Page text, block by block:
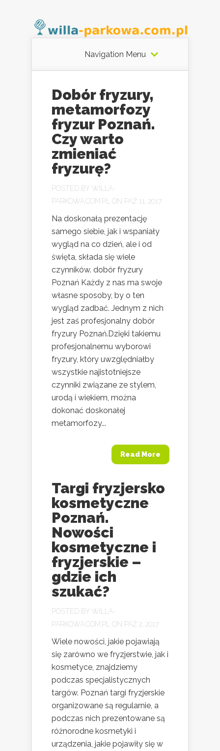
Navigation Menu
Dobór fryzury,
metamorfozy
fryzur Poznań.
Czy warto
zmieniać
fryzurę?
POSTED BY WILLA-
PARKOWA.COM.PL
ON PAŹ 11, 2017
Na doskonałą prezentację
samego siebie, jak i wspaniały
wygląd na co dzień, ale i od
święta, składa się wiele
czynników. dobór fryzury
Poznań Każdy z nas ma swoje
własne sposoby, by o ten
wygląd zadbać. Jednym z nich
jest zaś profesjonalny dobór
fryzury Poznań.Dzięki takiemu
profesjonalnemu wyborowi
fryzury, który uwzględniałby
wszystkie najistotniejsze
czynniki związane ze stylem,
urodą i wiekiem, można
dokonać doskonałej
metamorfozy...
Read More
Targi fryzjersko
kosmetyczne
Poznań.
Nowości
kosmetyczne i
fryzjerskie –
gdzie ich
szukać?
POSTED BY WILLA-
PARKOWA.COM.PL
ON PAŹ 2, 2017
Wiele nowości, jakie pojawiają
się zarówno we fryzjerstwie, jak i
kosmetyce, znajdziemy
podczas specjalistycznych
targów. Poznań targi fryzjerskie
organizowane są regularnie, a
podczas nich prezentowane są
różnorodne kosmetyki i
urządzenia, jakie pojawiły się w